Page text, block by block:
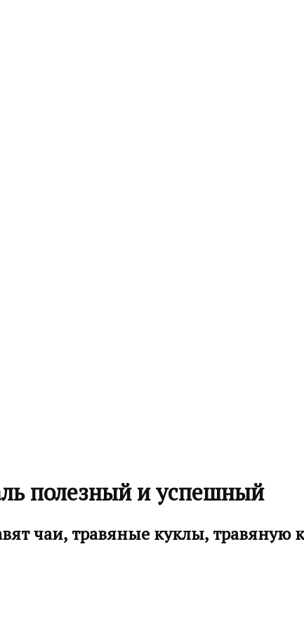
полезный и успешный
чаи, травяные куклы, травяную